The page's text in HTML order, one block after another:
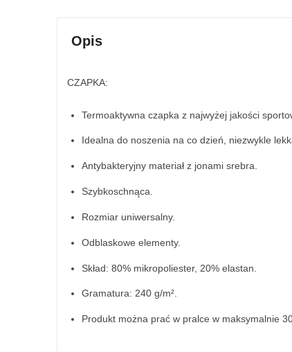
Opis
CZAPKA:
Termoaktywna czapka z najwyżej jakości
Idealna do noszenia na co dzień, niezwykle
Antybakteryjny materiał z jonami srebra.
Szybkoschnąca.
Rozmiar uniwersalny.
Odblaskowe elementy.
Skład: 80% mikropoliester, 20% elastan.
Gramatura: 240 g/m².
Produkt można prać w pralce w maksymalnie